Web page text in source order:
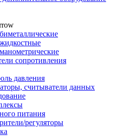
сопротивления
давления
считыватели данных
питания
регуляторы